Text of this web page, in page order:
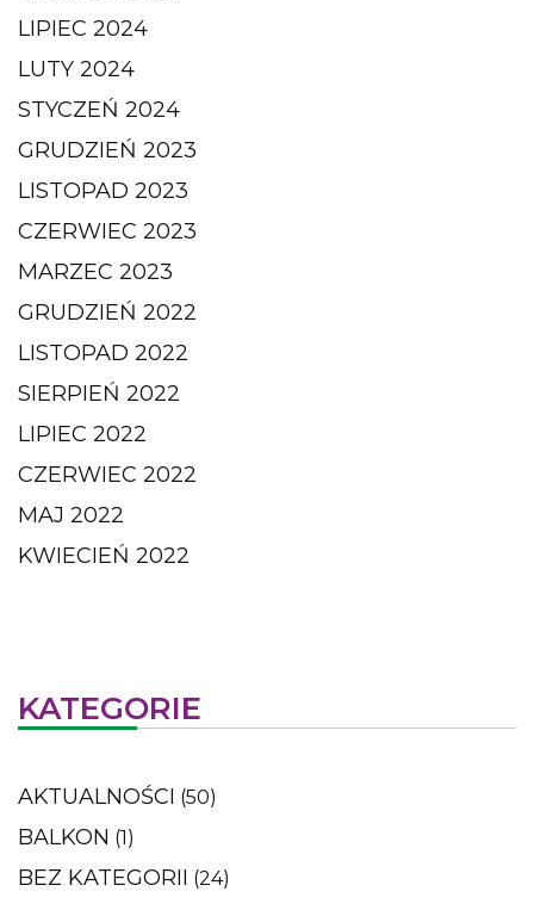
LIPIEC 2024
LUTY 2024
STYCZEŃ 2024
GRUDZIEŃ 2023
LISTOPAD 2023
CZERWIEC 2023
MARZEC 2023
GRUDZIEŃ 2022
LISTOPAD 2022
SIERPIEŃ 2022
LIPIEC 2022
CZERWIEC 2022
MAJ 2022
KWIECIEŃ 2022
KATEGORIE
AKTUALNOŚCI (50)
BALKON (1)
BEZ KATEGORII (24)